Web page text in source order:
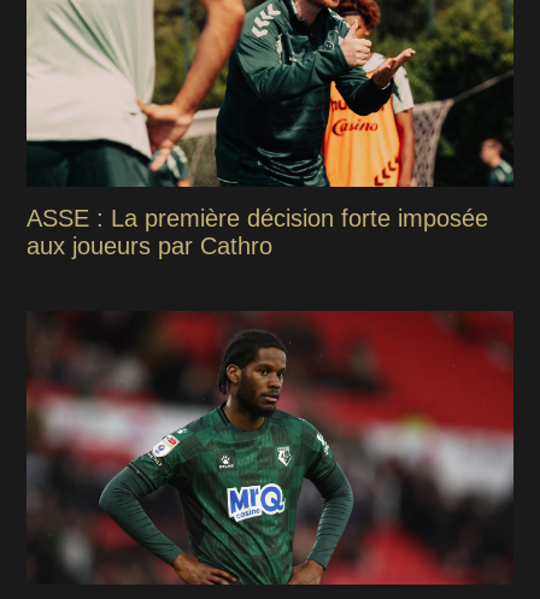
ASSE : La première décision forte imposée
aux joueurs par Cathro